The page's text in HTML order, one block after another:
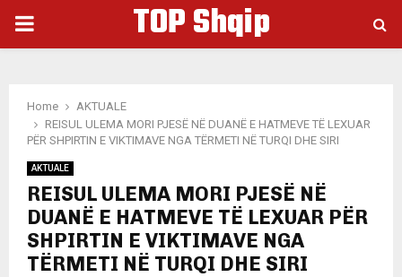
PRIMARY
TOP Shqip
Home
AKTUALE
REISUL ULEMA MORI PJESË NË DUANË E HATMEVE TË LEXUAR
PËR SHPIRTIN E VIKTIMAVE NGA TËRMETI NË TURQI DHE SIRI
AKTUALE
REISUL ULEMA MORI PJESË NË
DUANË E HATMEVE TË LEXUAR PËR
SHPIRTIN E VIKTIMAVE NGA
TËRMETI NË TURQI DHE SIRI